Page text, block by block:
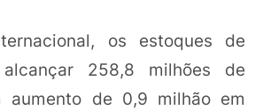
os estoques de
258,8 milhões de
aumento de 0,9 milhão em